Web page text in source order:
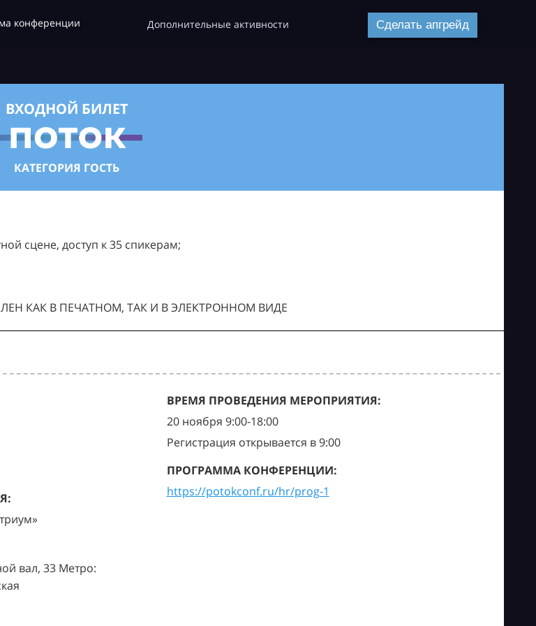
конференции Дополнительные активности Сделать апгрейд
ВХОДНОЙ БИЛЕТ
КАТЕГОРИЯ ГОСТЬ
сцене, доступ к 35 спикерам;
КАК В ПЕЧАТНОМ, ТАК И В ЭЛЕКТРОННОМ ВИДЕ
вал, 33 Метро:
ВРЕМЯ ПРОВЕДЕНИЯ МЕРОПРИЯТИЯ:
20 ноября 9:00-18:00
Регистрация открывается в 9:00
ПРОГРАММА КОНФЕРЕНЦИИ:
https://potokconf.ru/hr/prog-1